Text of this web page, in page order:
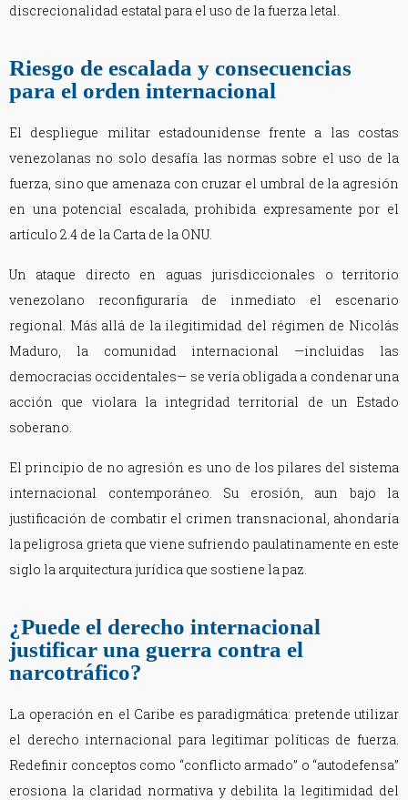
discrecionalidad estatal para el uso de la fuerza letal.
Riesgo de escalada y consecuencias
para el orden internacional
El despliegue militar estadounidense frente a las costas
venezolanas no solo desafía las normas sobre el uso de la
fuerza, sino que amenaza con cruzar el umbral de la agresión
en una potencial escalada, prohibida expresamente por el
artículo 2.4 de la Carta de la ONU.
Un ataque directo en aguas jurisdiccionales o territorio
venezolano reconfiguraría de inmediato el escenario
regional. Más allá de la ilegitimidad del régimen de Nicolás
Maduro, la comunidad internacional —incluidas las
democracias occidentales— se vería obligada a condenar una
acción que violara la integridad territorial de un Estado
soberano.
El principio de no agresión es uno de los pilares del sistema
internacional contemporáneo. Su erosión, aun bajo la
justificación de combatir el crimen transnacional, ahondaría
la peligrosa grieta que viene sufriendo paulatinamente en este
siglo la arquitectura jurídica que sostiene la paz.
¿Puede el derecho internacional
justificar una guerra contra el
narcotráfico?
La operación en el Caribe es paradigmática: pretende utilizar
el derecho internacional para legitimar políticas de fuerza.
Redefinir conceptos como “conflicto armado” o “autodefensa”
erosiona la claridad normativa y debilita la legitimidad del